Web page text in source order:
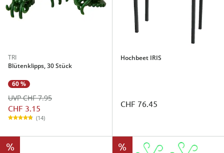
TRI
Blütenklipps, 30 Stück
60 %
CHF 3.15
UVP CHF 7.95
(14)
Hochbeet IRIS
CHF 76.45
% %